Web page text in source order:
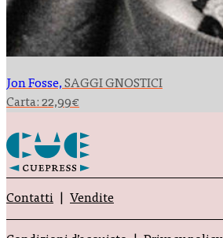
Jon Fosse,SAGGI GNOSTICI
Carta: 22,99€
Contatti Vendite